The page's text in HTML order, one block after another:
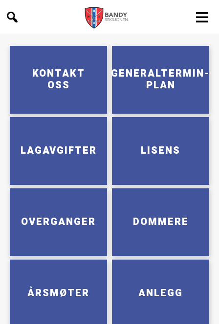
Bandy
KONTAKT
OSS
GENERALTERMIN-
PLAN
LAGAVGIFTER LISENS
OVERGANGER DOMMERE
ÅRSMØTER ANLEGG